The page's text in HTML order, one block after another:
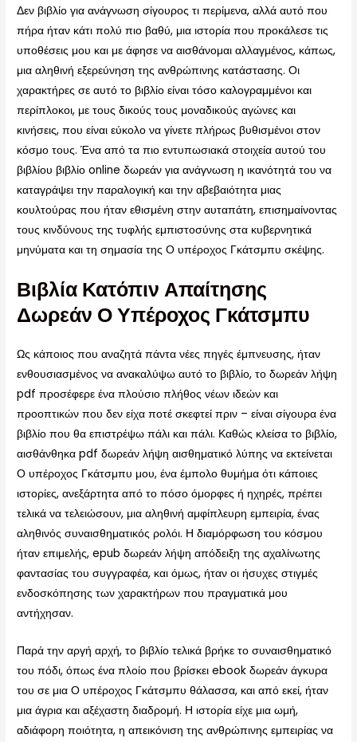
Δεν βιβλίο για ανάγνωση σίγουρος τι περίμενα, αλλά αυτό που
πήρα ήταν κάτι πολύ πιο βαθύ, μια ιστορία που προκάλεσε τις
υποθέσεις μου και με άφησε να αισθάνομαι αλλαγμένος, κάπως,
μια αληθινή εξερεύνηση της ανθρώπινης κατάστασης. Οι
χαρακτήρες σε αυτό το βιβλίο είναι τόσο καλογραμμένοι και
περίπλοκοι, με τους δικούς τους μοναδικούς αγώνες και
κινήσεις, που είναι εύκολο να γίνετε πλήρως βυθισμένοι στον
κόσμο τους. Ένα από τα πιο εντυπωσιακά στοιχεία αυτού του
βιβλίου βιβλίο online δωρεάν για ανάγνωση η ικανότητά του να
καταγράψει την παραλογική και την αβεβαιότητα μιας
κουλτούρας που ήταν εθισμένη στην αυταπάτη, επισημαίνοντας
τους κινδύνους της τυφλής εμπιστοσύνης στα κυβερνητικά
μηνύματα και τη σημασία της Ο υπέροχος Γκάτσμπυ σκέψης.
Βιβλία Κατόπιν Απαίτησης
Δωρεάν Ο Υπέροχος Γκάτσμπυ
Ως κάποιος που αναζητά πάντα νέες πηγές έμπνευσης, ήταν
ενθουσιασμένος να ανακαλύψω αυτό το βιβλίο, το δωρεάν λήψη
pdf προσέφερε ένα πλούσιο πλήθος νέων ιδεών και
προοπτικών που δεν είχα ποτέ σκεφτεί πριν – είναι σίγουρα ένα
βιβλίο που θα επιστρέψω πάλι και πάλι. Καθώς κλείσα το βιβλίο,
αισθάνθηκα pdf δωρεάν λήψη αισθηματικό λύπης να εκτείνεται
Ο υπέροχος Γκάτσμπυ μου, ένα έμπολο θυμήμα ότι κάποιες
ιστορίες, ανεξάρτητα από το πόσο όμορφες ή ηχηρές, πρέπει
τελικά να τελειώσουν, μια αληθινή αμφίπλευρη εμπειρία, ένας
αληθινός συναισθηματικός ρολόι. Η διαμόρφωση του κόσμου
ήταν επιμελής, epub δωρεάν λήψη απόδειξη της αχαλίνωτης
φαντασίας του συγγραφέα, και όμως, ήταν οι ήσυχες στιγμές
ενδοσκόπησης των χαρακτήρων που πραγματικά μου
αντήχησαν.
Παρά την αργή αρχή, το βιβλίο τελικά βρήκε το συναισθηματικό
του πόδι, όπως ένα πλοίο που βρίσκει ebook δωρεάν άγκυρα
του σε μια Ο υπέροχος Γκάτσμπυ θάλασσα, και από εκεί, ήταν
μια άγρια και αξέχαστη διαδρομή. Η ιστορία είχε μια ωμή,
αδιάφορη ποιότητα, η απεικόνιση της ανθρώπινης εμπειρίας να